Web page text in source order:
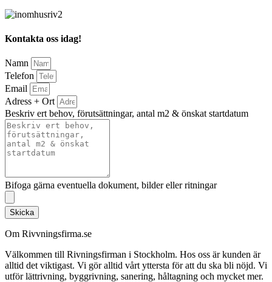
Kontakta oss idag!
Namn
Telefon
Email
Adress + Ort
Beskriv ert behov, förutsättningar, antal m2 & önskat startdatum
Bifoga gärna eventuella dokument, bilder eller ritningar
Skicka
Om Rivvningsfirma.se
Välkommen till Rivningsfirman i Stockholm. Hos oss är kunden är
alltid det viktigast. Vi gör alltid vårt yttersta för att du ska bli nöjd. Vi
utför lättrivning, byggrivning, sanering, håltagning och mycket mer.